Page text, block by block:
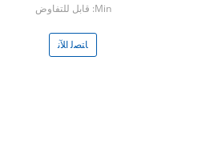
Min: قابل للتفاوض
ﺎﺘﺼﻟ ﺍﻶﻧ